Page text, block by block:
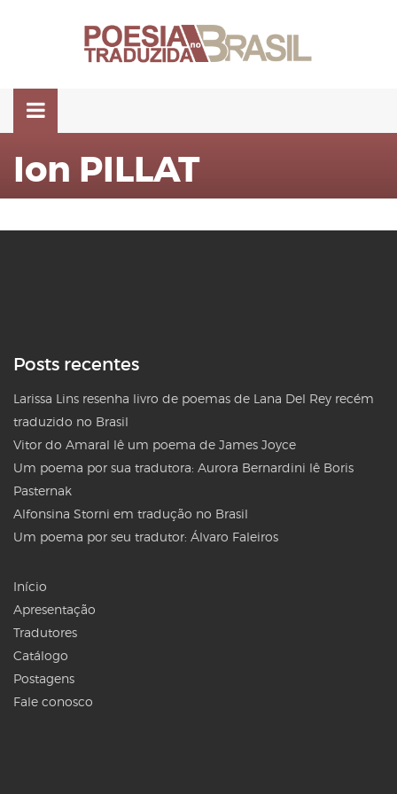
Ion PILLAT
Posts recentes
Larissa Lins resenha livro de poemas de Lana Del Rey recém
traduzido no Brasil
Vitor do Amaral lê um poema de James Joyce
Um poema por sua tradutora: Aurora Bernardini lê Boris
Pasternak
Alfonsina Storni em tradução no Brasil
Um poema por seu tradutor: Álvaro Faleiros
Início
Apresentação
Tradutores
Catálogo
Postagens
Fale conosco